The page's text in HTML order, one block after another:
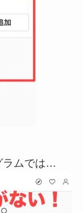
ラムでは…